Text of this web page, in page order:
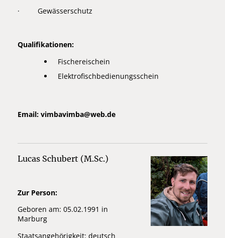
· Gewässerschutz
Qualifikationen:
Fischereischein
Elektrofischbedienungsschein
Email: vimbavimba@web.de
Lucas Schubert (M.Sc.)
Zur Person:
Geboren am: 05.02.1991 in
Marburg
Staatsangehörigkeit: deutsch